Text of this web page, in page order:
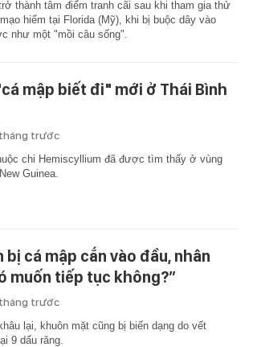
thành tâm điểm tranh cãi sau khi tham gia thử
hiểm tại Florida (Mỹ), khi bị buộc dây vào
như một "mồi câu sống".
mập biết đi" mới ở Thái Bình
trước
chi Hemiscyllium đã được tìm thấy ở vùng
Guinea.
bị cá mập cắn vào đầu, nhân
muốn tiếp tục không?”
trước
lại, khuôn mặt cũng bị biến dạng do vết
9 dấu răng.